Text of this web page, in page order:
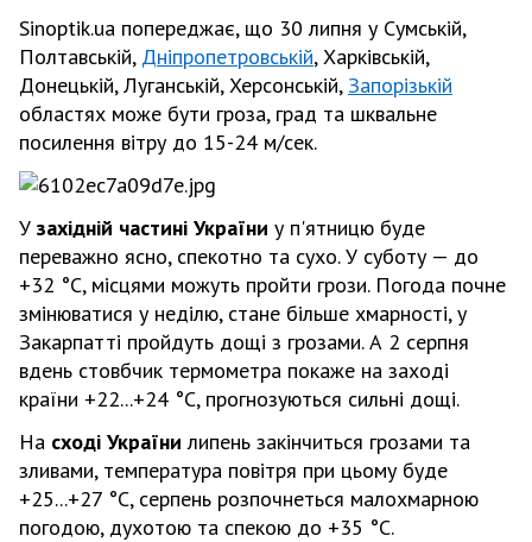
Sinoptik.ua попереджає, що 30 липня у Сумській,
Полтавській, Дніпропетровській, Харківській,
Донецькій, Луганській, Херсонській, Запорізькій
областях може бути гроза, град та шквальне
посилення вітру до 15-24 м/сек.
У західній частині України у п'ятницю буде
переважно ясно, спекотно та сухо. У суботу — до
+32 °С, місцями можуть пройти грози. Погода почне
змінюватися у неділю, стане більше хмарності, у
Закарпатті пройдуть дощі з грозами. А 2 серпня
вдень стовбчик термометра покаже на заході
країни +22...+24 °С, прогнозуються сильні дощі.
На сході України липень закінчиться грозами та
зливами, температура повітря при цьому буде
+25...+27 °С, серпень розпочнеться малохмарною
погодою, духотою та спекою до +35 °С.